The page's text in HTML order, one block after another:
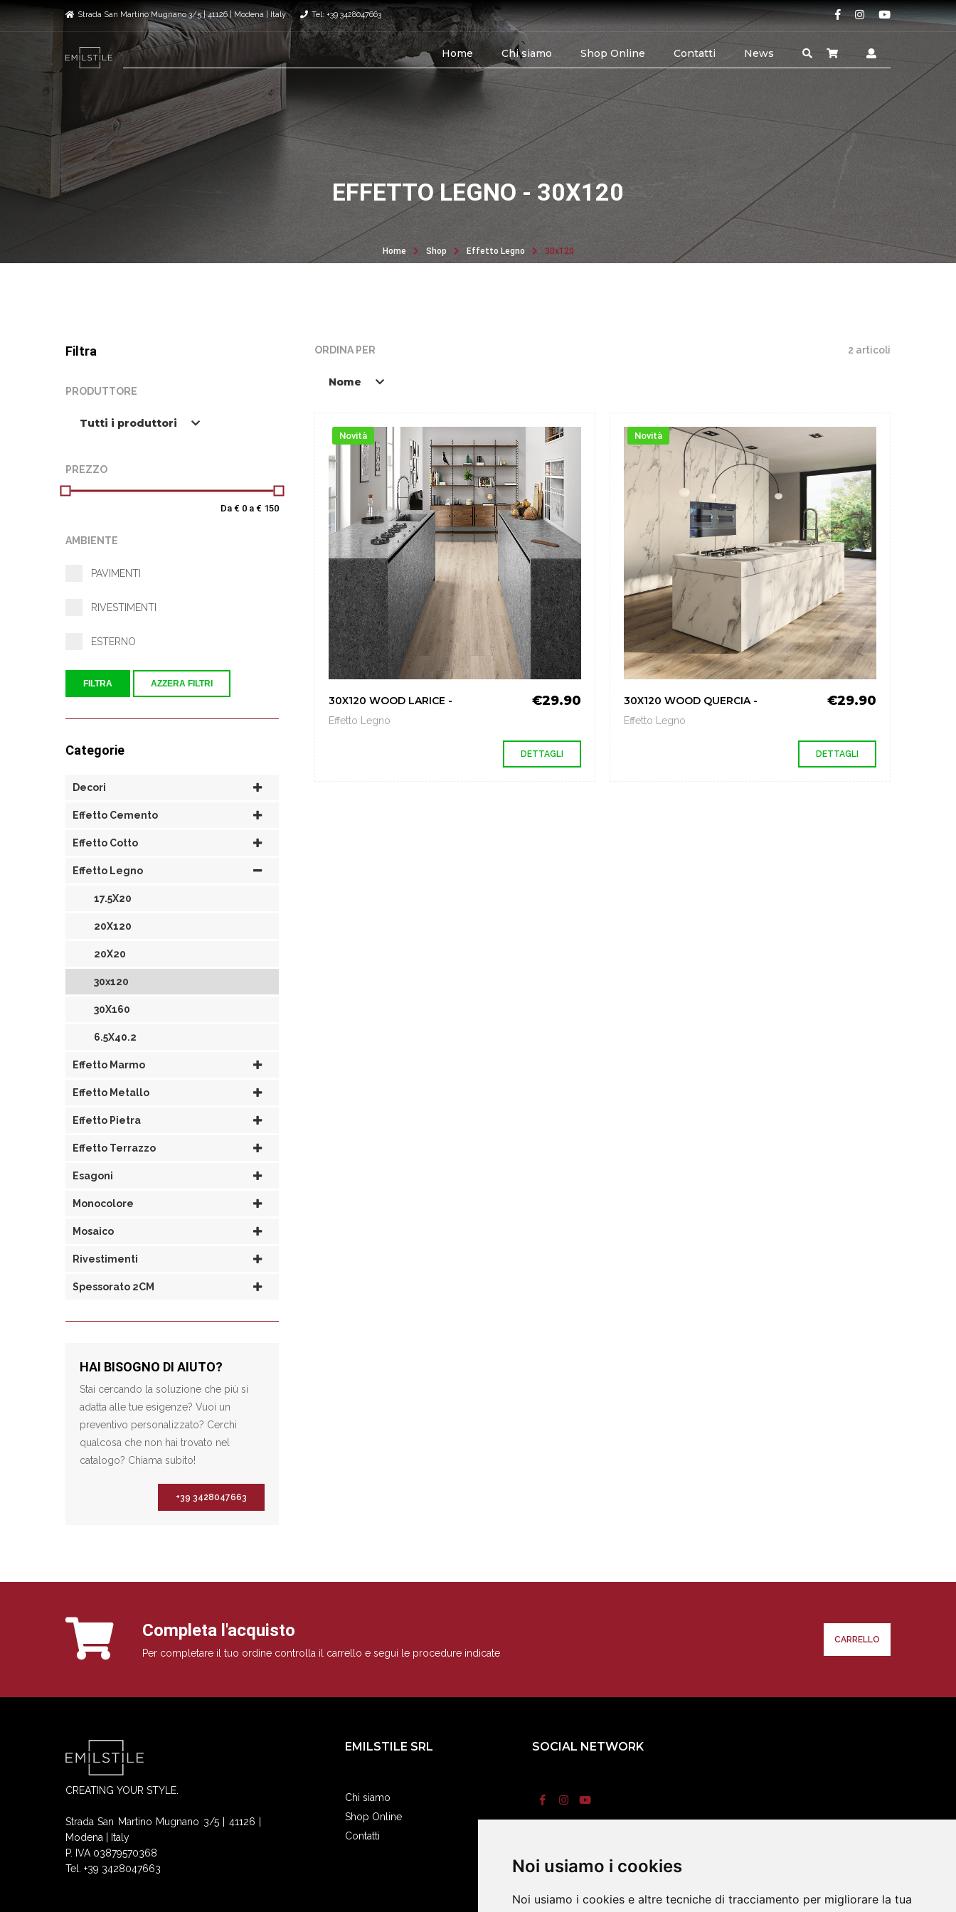
Noi usiamo i cookies
Noi usiamo i cookies e altre tecniche di tracciamento per migliorare la tua
Strada San Martino Mugnano 3/5 | 41126 | Modena | Italy Tel: +39 3428047663
Home Chi siamo Shop Online Contatti News
EFFETTO LEGNO - 30X120
Home Shop Effetto Legno 30x120
ORDINA PER
Nome
2 articoli
Novità
30X120 WOOD LARICE -
Effetto Legno
€29.90
DETTAGLI
Novità
30X120 WOOD QUERCIA -
Effetto Legno
€29.90
DETTAGLI
Filtra
PRODUTTORE
Tutti i produttori
PREZZO
Da € 0 a € 150
AMBIENTE
PAVIMENTI
RIVESTIMENTI
ESTERNO
FILTRA AZZERA FILTRI
Categorie
Decori
Effetto Cemento
Effetto Cotto
Effetto Legno
17.5X20
20X120
20X20
30x120
30X160
6.5X40.2
Effetto Marmo
Effetto Metallo
Effetto Pietra
Effetto Terrazzo
Esagoni
Monocolore
Mosaico
Rivestimenti
Spessorato 2CM
HAI BISOGNO DI AIUTO?
Stai cercando la soluzione che più si
adatta alle tue esigenze? Vuoi un
preventivo personalizzato? Cerchi
qualcosa che non hai trovato nel
catalogo? Chiama subito!
+39 3428047663
Completa l'acquisto
Per completare il tuo ordine controlla il carrello e segui le procedure indicate
CARRELLO
CREATING YOUR STYLE.
Strada San Martino Mugnano 3/5 | 41126 |
Modena | Italy
P. IVA 03879570368
Tel. +39 3428047663
EMILSTILE SRL
Chi siamo
Shop Online
Contatti
SOCIAL NETWORK